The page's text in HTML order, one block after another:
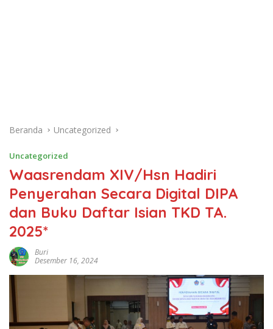
Beranda Uncategorized
Uncategorized
Waasrendam XIV/Hsn Hadiri
Penyerahan Secara Digital DIPA
dan Buku Daftar Isian TKD TA.
2025*
Buri
Desember 16, 2024